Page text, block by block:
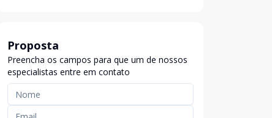
Proposta
Preencha os campos para que um de nossos
especialistas entre em contato